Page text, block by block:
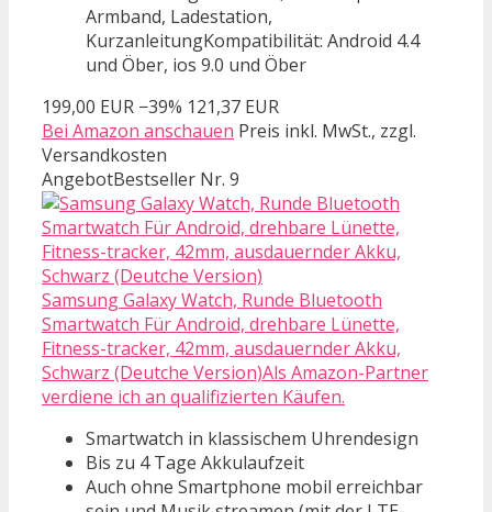
Armband, Ladestation,
KurzanleitungKompatibilität: Android 4.4
und Öber, ios 9.0 und Öber
199,00 EUR −39% 121,37 EUR
Bei Amazon anschauen Preis inkl. MwSt., zzgl.
Versandkosten
AngebotBestseller Nr. 9
Samsung Galaxy Watch, Runde Bluetooth
Smartwatch Für Android, drehbare Lünette,
Fitness-tracker, 42mm, ausdauernder Akku,
Schwarz (Deutche Version)Als Amazon-Partner
verdiene ich an qualifizierten Käufen.
Smartwatch in klassischem Uhrendesign
Bis zu 4 Tage Akkulaufzeit
Auch ohne Smartphone mobil erreichbar